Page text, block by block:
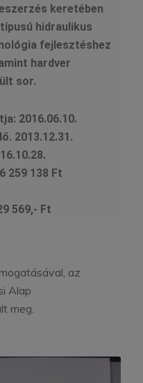
keretében
típusú hidraulikus
fejlesztéshez
hardver
sor.
2016.06.10.
2013.12.31.
259 138 Ft
569,- Ft
az
Alap
meg.